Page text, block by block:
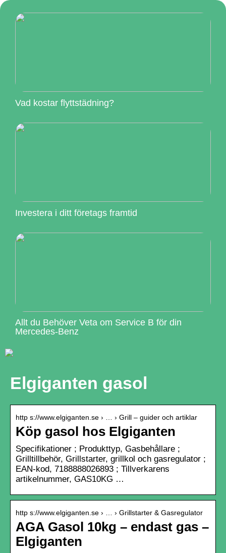
Vad kostar flyttstädning?
Investera i ditt företags framtid
Allt du Behöver Veta om Service B för din
Mercedes-Benz
Elgiganten gasol
http s://www.elgiganten.se › … › Grill – guider och artiklar
Köp gasol hos Elgiganten
Specifikationer ; Produkttyp, Gasbehållare ;
Grilltillbehör, Grillstarter, grillkol och gasregulator ;
EAN-kod, 7188888026893 ; Tillverkarens
artikelnummer, GAS10KG …
http s://www.elgiganten.se › … › Grillstarter & Gasregulator
AGA Gasol 10kg – endast gas –
Elgiganten